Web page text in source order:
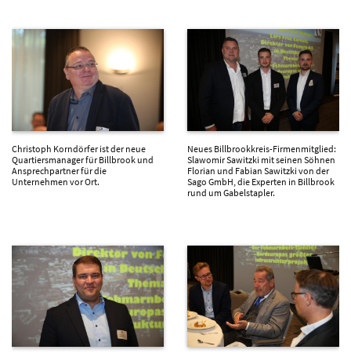
Christoph Korndörfer ist der neue
Quartiersmanager für Billbrook und
Ansprechpartner für die
Unternehmen vor Ort.
Neues Billbrookkreis-Firmenmitglied:
Slawomir Sawitzki mit seinen Söhnen
Florian und Fabian Sawitzki von der
Sago GmbH, die Experten in Billbrook
rund um Gabelstapler.